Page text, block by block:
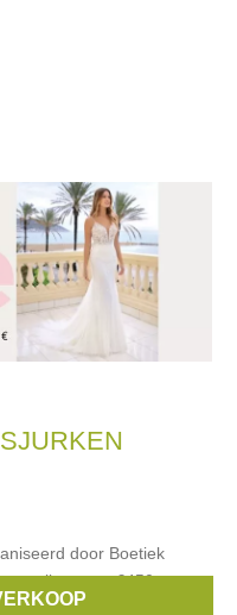
door Boetiek
prijzen van €450 tot
Enkel na afspraak